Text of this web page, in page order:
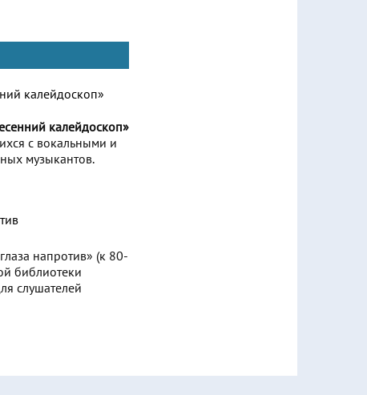
калейдоскоп»
с вокальными и
музыкантов.
напротив» (к 80-
библиотеки
слушателей